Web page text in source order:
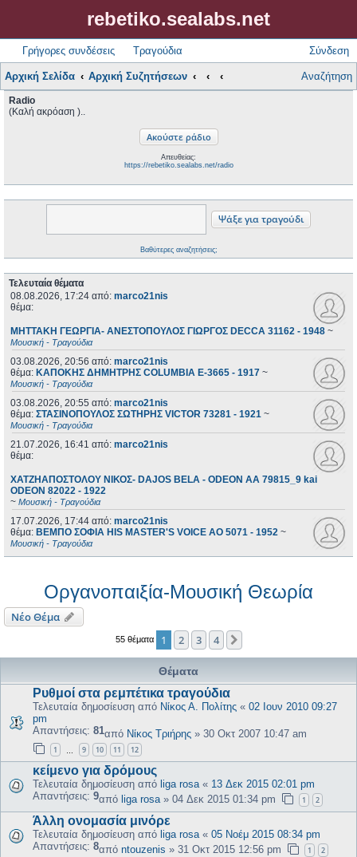
rebetiko.sealabs.net
Γρήγορες συνδέσεις Τραγούδια Σύνδεση
Αρχική Σελίδα Αρχική Συζητήσεων Αναζήτηση
Radio
(Καλή ακρόαση )..
Απευθείας:
https://rebetiko.sealabs.net/radio
Βαθύτερες αναζητήσεις;
Τελευταία θέματα
08.08.2026, 17:24 από: marco21nis
θέμα:
ΜΗΤΤΑΚΗ ΓΕΩΡΓΙΑ- ΑΝΕΣΤΟΠΟΥΛΟΣ ΓΙΩΡΓΟΣ DECCA 31162 - 1948 ~
Μουσική - Τραγούδια
03.08.2026, 20:56 από: marco21nis
θέμα: ΚΑΠΟΚΗΣ ΔΗΜΗΤΡΗΣ COLUMBIA E-3665 - 1917 ~
Μουσική - Τραγούδια
03.08.2026, 20:55 από: marco21nis
θέμα: ΣΤΑΣΙΝΟΠΟΥΛΟΣ ΣΩΤΗΡΗΣ VICTOR 73281 - 1921 ~
Μουσική - Τραγούδια
21.07.2026, 16:41 από: marco21nis
θέμα:
ΧΑΤΖΗΑΠΟΣΤΟΛΟΥ ΝΙΚΟΣ- DAJOS BELA - ODEON AA 79815_9 kai
ODEON 82022 - 1922
~ Μουσική - Τραγούδια
17.07.2026, 17:44 από: marco21nis
θέμα: ΒΕΜΠΟ ΣΟΦΙΑ HIS MASTER'S VOICE AO 5071 - 1952 ~
Μουσική - Τραγούδια
Οργανοπαιξία-Μουσική Θεωρία
Νέο Θέμα
55 θέματα 1 2 3 4
Θέματα
Ρυθμοί στα ρεμπέτικα τραγούδια
Τελευταία δημοσίευση από Νίκος Α. Πολίτης « 02 Ιουν 2010 09:27
pm
Απαντήσεις: 81από Νίκος Τριήρης » 30 Οκτ 2007 10:47 am
1 9 10 11 12
κείμενο για δρόμους
Τελευταία δημοσίευση από liga rosa « 13 Δεκ 2015 02:01 pm
Απαντήσεις: 9από liga rosa » 04 Δεκ 2015 01:34 pm 1 2
Άλλη ονομασία μινόρε
Τελευταία δημοσίευση από liga rosa « 05 Νοέμ 2015 08:34 pm
Απαντήσεις: 8από ntouzenis » 31 Οκτ 2015 12:56 pm 1 2